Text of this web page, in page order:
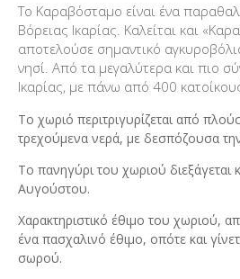
Το Καραβόσταμο είναι ένα
Βόρειας Ικαρίας. Καλείται και
αποτελούσε σημαντικό
νησί. Από τα μεγαλύτερα και πιο
Ικαρίας, με πάνω από 400
Το χωριό περιτριγυρίζεται από
τρεχούμενα νερά, με δεσπόζουσα
Το πανηγύρι του χωριού διεξάγεται
Αυγούστου.
Χαρακτηριστικό έθιμο του χωριού,
ένα πασχαλινό έθιμο, οπότε και
σωρού.